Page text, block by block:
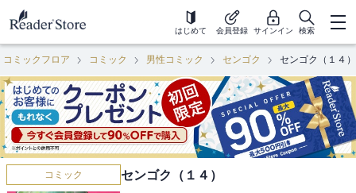
はじめて 会員登録 サインイン 検索
コミックフロア コミック 男性コミック センゴク センゴク（１４）
コミック センゴク（１４）